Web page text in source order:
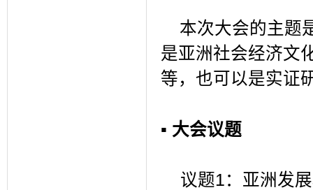
本次大会的主题
是亚洲社会经济文
等，也可以是实证
▪ 大会议题
议题1：亚洲发